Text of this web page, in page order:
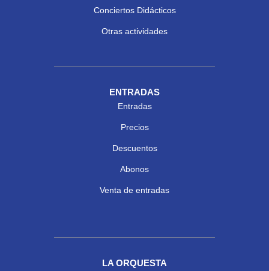
Conciertos Didácticos
Otras actividades
ENTRADAS
Entradas
Precios
Descuentos
Abonos
Venta de entradas
LA ORQUESTA